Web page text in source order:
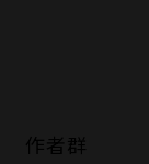
作者群